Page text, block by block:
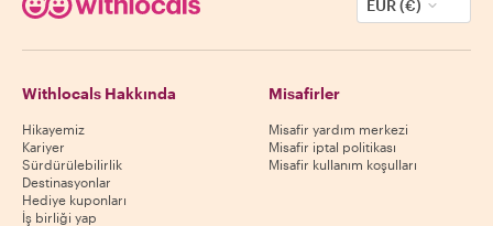
EUR (€)
Withlocals Hakkında
Hikayemiz
Kariyer
Sürdürülebilirlik
Destinasyonlar
Hediye kuponları
İş birliği yap
Misafirler
Misafir yardım merkezi
Misafir iptal politikası
Misafir kullanım koşulları